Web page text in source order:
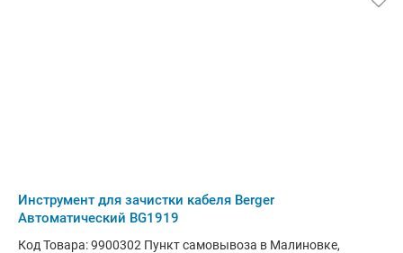
Инструмент для зачистки кабеля Berger
Автоматический BG1919
Код Товара: 9900302 Пункт самовывоза в Малиновке,